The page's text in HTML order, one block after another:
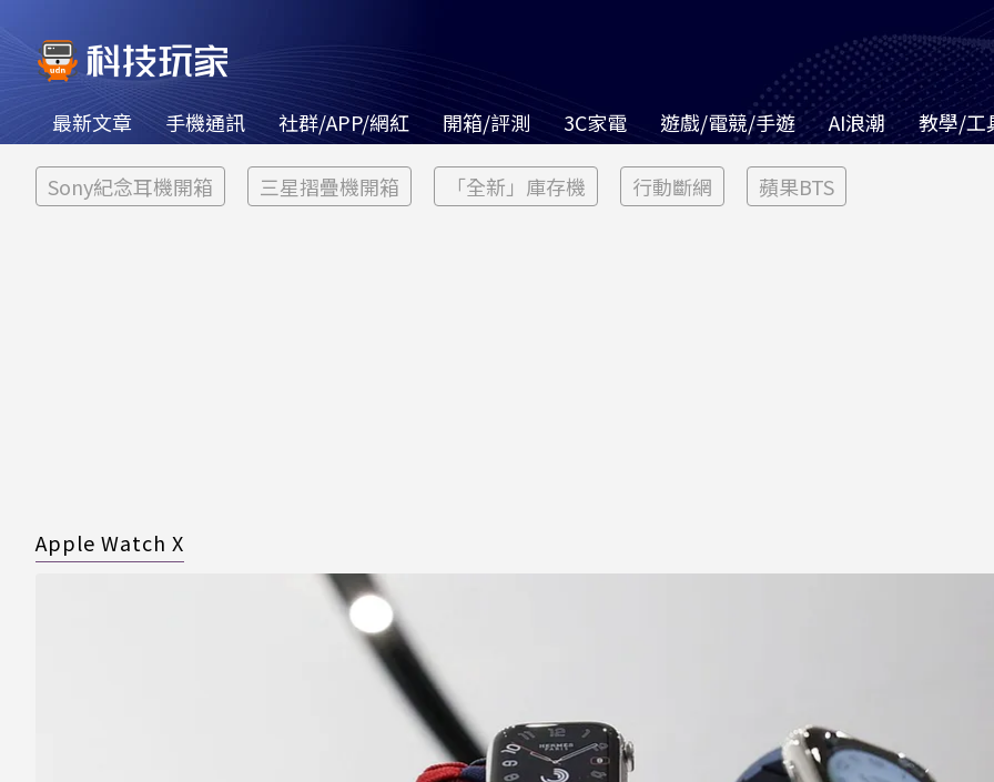
最新文章 手機通訊 社群/APP/網紅 開箱/評測 3C家電 遊戲/電競/手遊 AI浪潮 教學/工
Sony紀念耳機開箱 三星摺疊機開箱 「全新」庫存機 行動斷網 蘋果BTS
Apple Watch X